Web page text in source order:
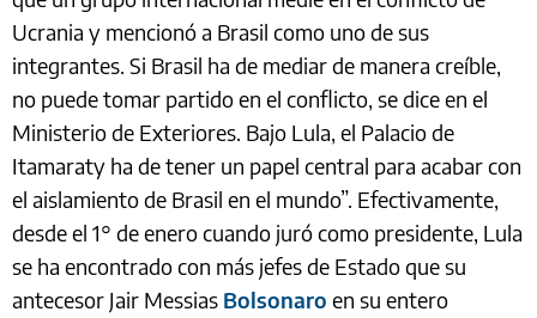
Ucrania y mencionó a Brasil como uno de sus
integrantes. Si Brasil ha de mediar de manera creíble,
no puede tomar partido en el conflicto, se dice en el
Ministerio de Exteriores. Bajo Lula, el Palacio de
Itamaraty ha de tener un papel central para acabar con
el aislamiento de Brasil en el mundo”. Efectivamente,
desde el 1° de enero cuando juró como presidente, Lula
se ha encontrado con más jefes de Estado que su
antecesor Jair Messias Bolsonaro en su entero